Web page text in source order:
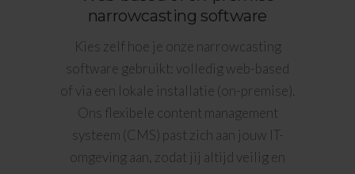
narrowcasting software
Kies zelf hoe je onze narrowcasting
software gebruikt: volledig web-based
of via een lokale installatie (on-premise).
Ons flexibele content management
systeem (CMS) past zich aan jouw IT-
omgeving aan, zodat jij altijd veilig en